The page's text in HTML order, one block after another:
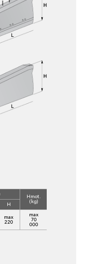
Hmot.
(kg)
H
max
220
max
70
000